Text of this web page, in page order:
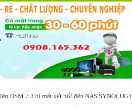
DSM 7.3 bị mất kết nối đến NAS